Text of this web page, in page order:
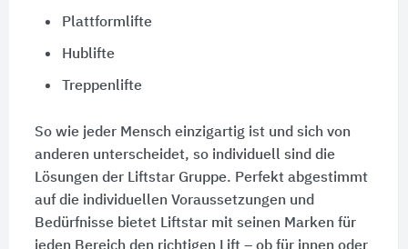
Plattformlifte
Hublifte
Treppenlifte
So wie jeder Mensch einzigartig ist und sich von
anderen unterscheidet, so individuell sind die
Lösungen der Liftstar Gruppe. Perfekt abgestimmt
auf die individuellen Voraussetzungen und
Bedürfnisse bietet Liftstar mit seinen Marken für